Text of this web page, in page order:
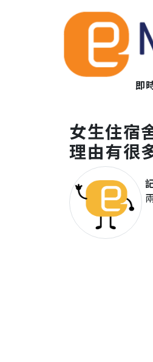
即
女生住宿
理由有很